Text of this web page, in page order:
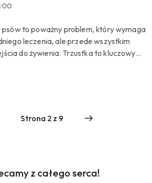
to poważny problem, który wymaga
leczenia, ale przede wszystkim
do żywienia. Trzustka to kluczowy
produktów
z całego serca!